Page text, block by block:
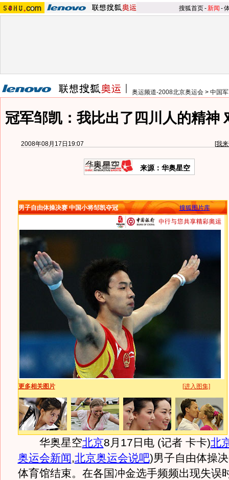
搜狐首页-新闻 -
奥运频道-2008北京奥运会 > 中国
冠军邹凯：我比出了四川人的精神
2008年08月17日19:07 [我
来源：华奥星空
男子自由体操决赛 中国小将邹凯夺冠 搜狐图片库
更多相关图片 [进入图集]
华奥星空北京8月17日电 (记者 卡卡)北
奥运会新闻,北京奥运会说吧)男子自由体操
体育馆结束。在各国冲金选手频频出现失误